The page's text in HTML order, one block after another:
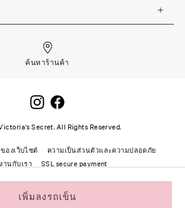
เพิ่มลงรถเข็น
ค้นหาร้านค้า
Secret. All Rights Reserved.
องเว็บไซต์
ความเป็นส่วนตัวและความปลอดภัย
านกับเรา
SSL secure payment